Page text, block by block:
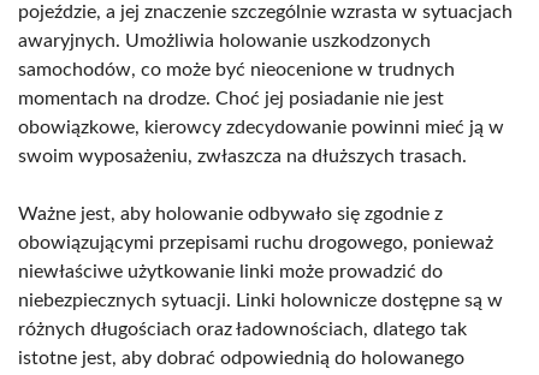
pojeździe, a jej znaczenie szczególnie wzrasta w sytuacjach
awaryjnych. Umożliwia holowanie uszkodzonych
samochodów, co może być nieocenione w trudnych
momentach na drodze. Choć jej posiadanie nie jest
obowiązkowe, kierowcy zdecydowanie powinni mieć ją w
swoim wyposażeniu, zwłaszcza na dłuższych trasach.
Ważne jest, aby holowanie odbywało się zgodnie z
obowiązującymi przepisami ruchu drogowego, ponieważ
niewłaściwe użytkowanie linki może prowadzić do
niebezpiecznych sytuacji. Linki holownicze dostępne są w
różnych długościach oraz ładownościach, dlatego tak
istotne jest, aby dobrać odpowiednią do holowanego